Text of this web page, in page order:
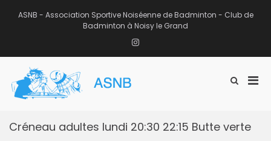
ASNB - Association Sportive Noiséenne de Badminton - Club de
Badminton à Noisy le Grand
Instagram
Afficher
recherche
Créneau adultes lundi 20:30 22:15 Butte verte